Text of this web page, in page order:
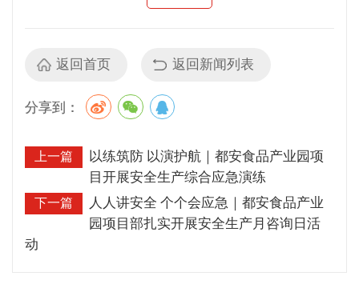
返回首页 返回新闻列表
分享到：
上一篇
以练筑防 以演护航｜都安食品产业园项
目开展安全生产综合应急演练
下一篇
人人讲安全 个个会应急｜都安食品产业
园项目部扎实开展安全生产月咨询日活
动